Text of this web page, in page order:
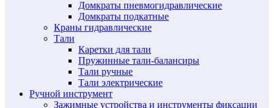
Домкраты пневмогидравлические
Домкраты подкатные
Краны гидравлические
Тали
Каретки для тали
Пружинные тали-балансиры
Тали ручные
Тали электрические
Ручной инструмент
Зажимные устройства и инструменты фиксации